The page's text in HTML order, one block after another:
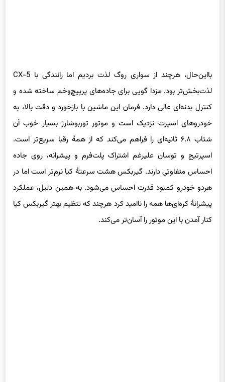
بااین‌حال، هرچند از سواری روگ لذت بردیم اما رانندگی با CX-5
لذت‌بخش‌تر بود. مزدا گویی برای جاده‌های پرپیچ‌وخم ساخته شده و
کنترل بدنه‌ای عالی دارد. فرمان این ماشین با بازخورد و دقت بالا، به
خودروهای اسپرت نزدیک است و موتور توربوشارژ بسیار خوب آن
شتاب ۶.۸ ثانیه‌ای را فراهم می‌کند که از همهٔ رقبا سریع‌تر است.
اسپرتیج و توسان علیرغم اشتراک پلت‌فرم و پیشرانه، روی جاده
احساس متفاوتی دارند. گیربکس هشت سرعتهٔ کیا نرم‌تر است اما در
هردو خودرو کمبود قدرت احساس می‌شود. به همین دلیل، عملکرد
پیشرانهٔ کره‌ای‌ها همه را ناامید کرد هرچند که تنظیم بهتر گیربکس کیا
کنار آمدن با این موتور را آسان‌تر می‌کند.